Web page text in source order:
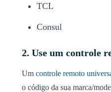
TCL
Consul
2. Use um controle
Um controle remoto
o código da sua marca/